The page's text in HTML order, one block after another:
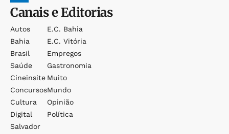
Canais e Editorias
Autos
Bahia
Brasil
Saúde
Cineinsite
Concursos
Cultura
Digital
Salvador
E.c. Bahia
E.c. Vitória
Empregos
Gastronomia
Muito
Mundo
Opinião
Política